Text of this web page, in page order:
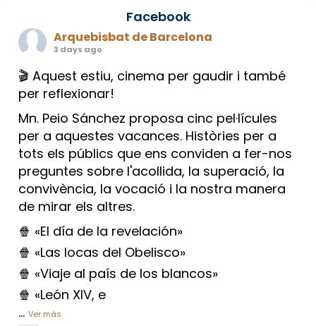
Facebook
Arquebisbat de Barcelona
3 days ago
🎬 Aquest estiu, cinema per gaudir i també
per reflexionar!
Mn. Peio Sánchez proposa cinc pel·lícules
per a aquestes vacances. Històries per a
tots els públics que ens conviden a fer-nos
preguntes sobre l'acollida, la superació, la
convivència, la vocació i la nostra manera
de mirar els altres.
🍿 «El día de la revelación»
🍿 «Las locas del Obelisco»
🍿 «Viaje al país de los blancos»
🍿 «León XIV, e
... Ver más